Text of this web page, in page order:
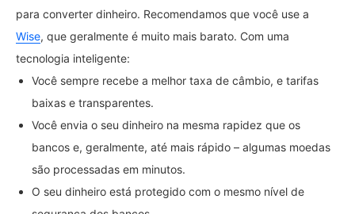
para converter dinheiro. Recomendamos que você use a
Wise, que geralmente é muito mais barato. Com uma
tecnologia inteligente:
Você sempre recebe a melhor taxa de câmbio, e tarifas
baixas e transparentes.
Você envia o seu dinheiro na mesma rapidez que os
bancos e, geralmente, até mais rápido – algumas moedas
são processadas em minutos.
O seu dinheiro está protegido com o mesmo nível de